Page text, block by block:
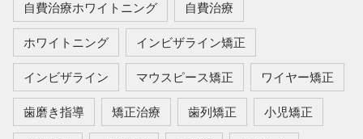
自費治療ホワイトニング 自費治療
ホワイトニング インビザライン矯正
インビザライン マウスピース矯正 ワイヤー矯正
歯磨き指導 矯正治療 歯列矯正 小児矯正